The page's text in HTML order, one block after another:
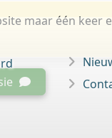
maar één keer